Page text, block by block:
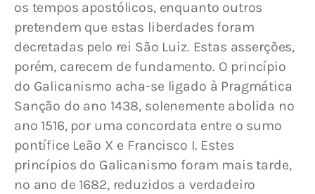
os tempos apostólicos, enquanto outros
pretendem que estas liberdades foram
decretadas pelo rei São Luiz. Estas asserções,
porém, carecem de fundamento. O princípio
do Galicanismo acha-se ligado à Pragmática
Sanção do ano 1438, solenemente abolida no
ano 1516, por uma concordata entre o sumo
pontífi­ce Leão X e Francisco I. Estes
princípios do Galicanismo foram mais tarde,
no ano de 1682, re­duzidos a verdadeiro